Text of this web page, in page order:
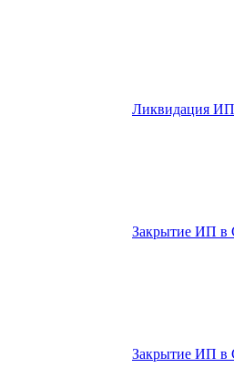
Ликвидация ИП
Закрытие ИП в
Закрытие ИП в